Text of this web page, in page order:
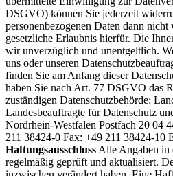
DSGVO) können Sie jederzeit
personenbezogenen Daten dann nicht
gesetzliche Erlaubnis hierfür. Die
wir unverzüglich und unentgeltlich.
uns oder unseren
finden Sie am Anfang dieser
haben Sie nach Art. 77 DSGVO das
zuständigen Datenschutzbehörde:
Landesbeauftragte für Datenschutz
Nordrhein-Westfalen Postfach 20 04
211 38424-0 Fax: +49 211 38424-10
Haftungsausschluss Alle Angaben in
regelmäßig geprüft und aktualisiert.